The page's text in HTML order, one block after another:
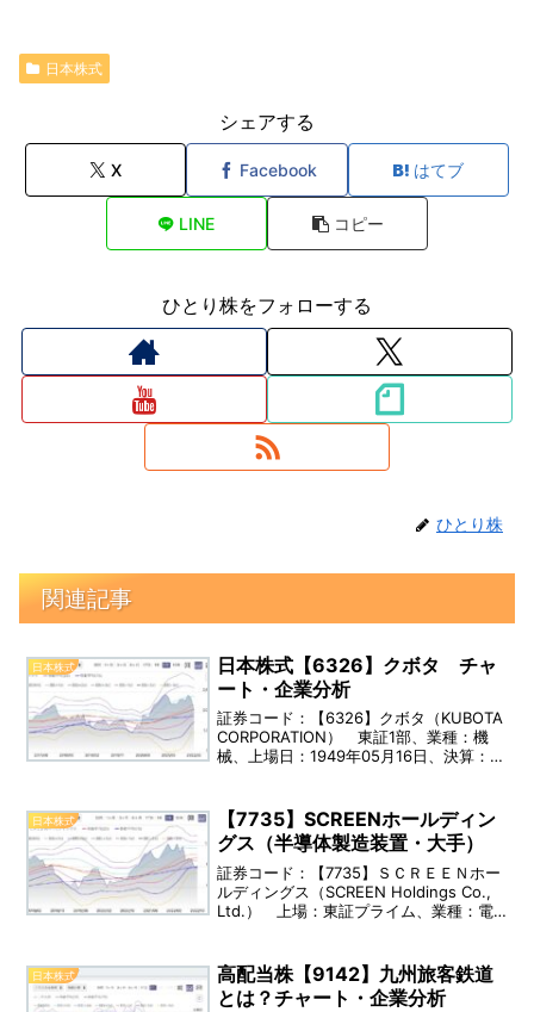
日本株式
シェアする
X Facebook はてブ
LINE コピー
ひとり株をフォローする
ひとり株
関連記事
日本株式
日本株式【6326】クボタ チャ
ート・企業分析
証券コード：【6326】クボタ（KUBOTA
CORPORATION） 東証1部、業種：機
械、上場日：1949年05月16日、決算：12
は、主に農業機械・エンジン・建設機械
などの製品を提供している。
日本株式
【7735】SCREENホールディン
グス（半導体製造装置・大手）
証券コード：【7735】ＳＣＲＥＥＮホー
ルディングス（SCREEN Holdings Co.,
Ltd.） 上場：東証プライム、業種：電
近） 事業内容：SCREENホールディン
グスは、半導体製造装置・印刷関連機
器・ディスプレー製造装置・成膜装置・
日本株式
高配当株【9142】九州旅客鉄道
とは？チャート・企業分析